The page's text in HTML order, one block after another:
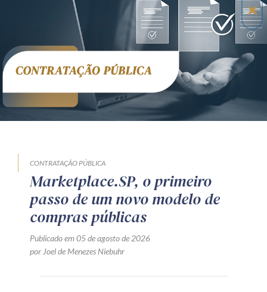
CONTRATAÇÃO PÚBLICA
Marketplace.SP, o primeiro
passo de um novo modelo de
compras públicas
Publicado em 05 de agosto de 2026
por Joel de Menezes Niebuhr